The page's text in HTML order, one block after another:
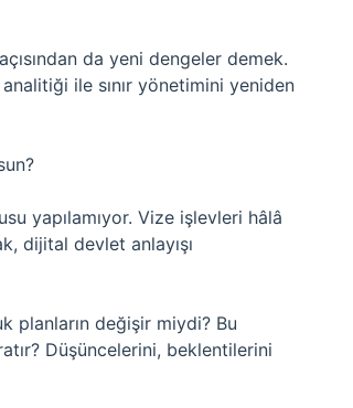
da yeni dengeler demek.
ile sınır yönetimini yeniden
yapılamıyor. Vize işlevleri hâlâ
dijital devlet anlayışı
planların değişir miydi? Bu
Düşüncelerini, beklentilerini